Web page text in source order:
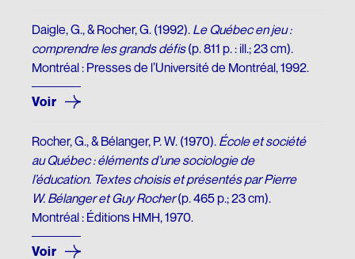
Le prix Jean-Éthier-Blais
EXPOSITIONS
De Gaulle et le Québec
Nos géants : l’exposition
Daigle, G., & Rocher, G. (1992). Le Québec en jeu :
comprendre les grands défis(p. 811 p. : ill.; 23 cm).
Montréal : Presses de l’Université de Montréal, 1992.
Voir
Rocher, G., & Bélanger, P. W. (1970). École et société
au Québec : éléments d’une sociologie de
l’éducation. Textes choisis et présentés par Pierre
W. Bélanger et Guy Rocher(p. 465 p.; 23 cm).
Montréal : Éditions HMH, 1970.
Voir